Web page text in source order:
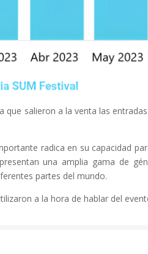
salieron a la venta las
radica en su capacidad
una amplia gama de
partes del mundo.
a la hora de hablar del